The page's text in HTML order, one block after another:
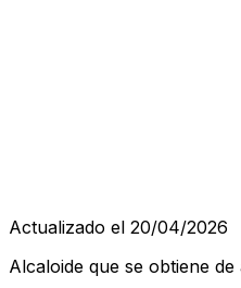
Actualizado el 20/04/2026
Alcaloide que se obtiene